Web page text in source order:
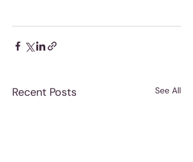
Recent Posts See All